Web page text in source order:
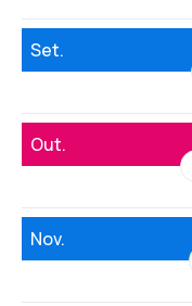
Set.
Out.
Nov.